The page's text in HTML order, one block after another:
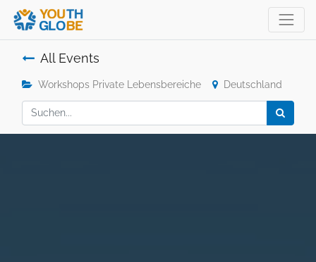
All Events
Workshops Private Lebensbereiche Deutschland